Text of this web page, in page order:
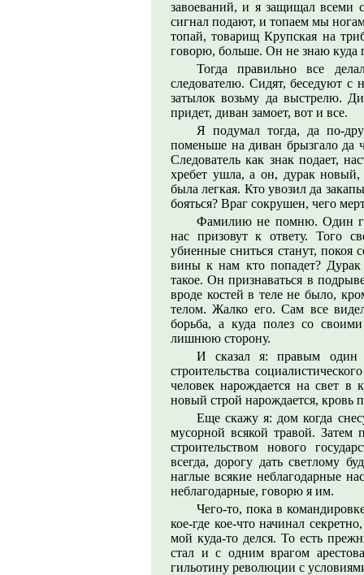
завоеваний, и я защищал всеми
сигнал подают, и топаем мы
топай, товарищ Крупская на
говорю, больше. Он не знаю куда
Тогда правильно все
следователю. Сидят, беседуют с
затылок возьму да выстрелю.
придет, диван замоет, вот и все.
Я подумал тогда, да по-
поменьше на диван брызгало да
Следователь как знак подает,
хребет ушла, а он, дурак новый,
была легкая. Кто увозил да
бояться? Враг сокрушен, чего
Фамилию не помню. Один
нас призовут к ответу. Того
убиенные сниться станут, покоя
вины к нам кто попадет?
такое. Он признаваться в
вроде костей в теле не было,
телом. Жалко его. Сам все
борьба, а куда полез со
лишнюю сторону.
И сказал я: правым один
строительства
человек нарождается на свет в
новый строй нарождается, кровь
Еще скажу я: дом когда
мусорной всякой травой. Затем
строительством нового
всегда, дорогу дать светлому
наглые всякие неблагодарные
неблагодарные, говорю я им.
Чего-то, пока в
кое-где кое-что начинал
мой куда-то делся. То есть
стал и с одним врагом
гильотину революции с